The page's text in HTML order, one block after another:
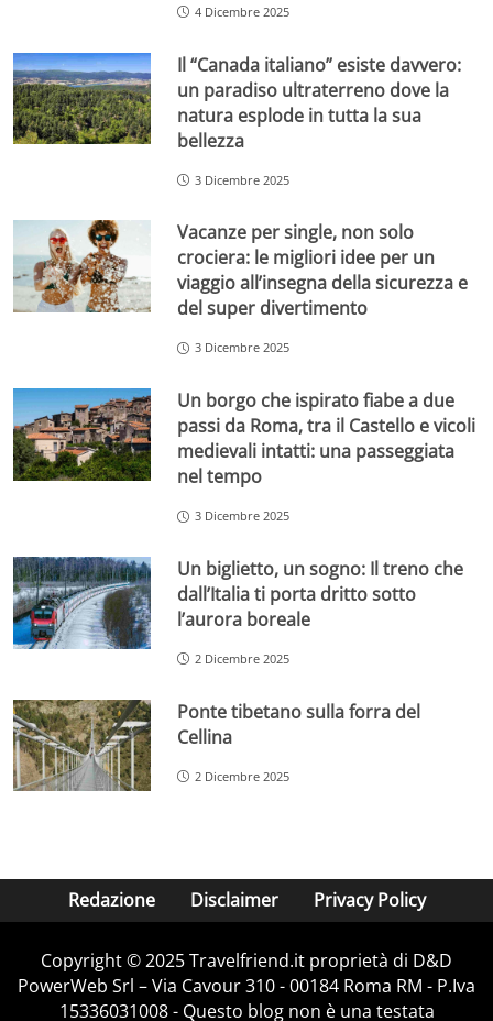
4 Dicembre 2025
Il “Canada italiano” esiste davvero:
un paradiso ultraterreno dove la
natura esplode in tutta la sua
bellezza
3 Dicembre 2025
Vacanze per single, non solo
crociera: le migliori idee per un
viaggio all’insegna della sicurezza e
del super divertimento
3 Dicembre 2025
Un borgo che ispirato fiabe a due
passi da Roma, tra il Castello e vicoli
medievali intatti: una passeggiata
nel tempo
3 Dicembre 2025
Un biglietto, un sogno: Il treno che
dall’Italia ti porta dritto sotto
l’aurora boreale
2 Dicembre 2025
Ponte tibetano sulla forra del
Cellina
2 Dicembre 2025
Redazione Disclaimer Privacy Policy
Copyright © 2025 Travelfriend.it proprietà di D&D
PowerWeb Srl – Via Cavour 310 - 00184 Roma RM - P.Iva
15336031008 - Questo blog non è una testata